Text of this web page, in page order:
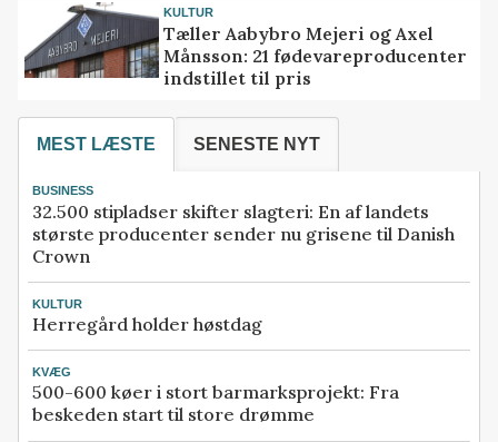
KULTUR
Tæller Aabybro Mejeri og Axel
Månsson: 21 fødevareproducenter
indstillet til pris
MEST LÆSTE SENESTE NYT
BUSINESS
32.500 stipladser skifter slagteri: En af landets
største producenter sender nu grisene til Danish
Crown
KULTUR
Herregård holder høstdag
KVÆG
500-600 køer i stort barmarksprojekt: Fra
beskeden start til store drømme